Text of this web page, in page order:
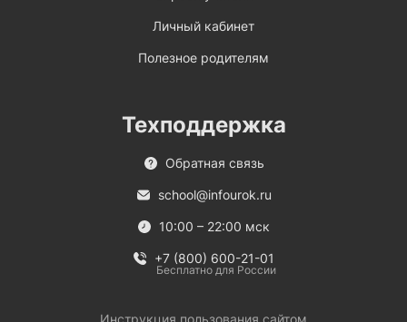
Личный кабинет
Полезное родителям
Техподдержка
Обратная связь
school@infourok.ru
10:00 – 22:00 мск
+7 (800) 600-21-01
Бесплатно для России
Инструкция пользования сайтом